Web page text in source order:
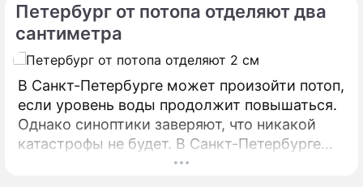
явление наблюдалось 297 дней в году.
Группа ученых под руководством Рэйчел
Альбрехт поставили перед собой задачу
обнаружить место на Земле, куда чаще
всего бьет молния.
Петербург от потопа отделяют два
сантиметра
В Санкт-Петербурге может произойти потоп,
если уровень воды продолжит повышаться.
Однако синоптики заверяют, что никакой
катастрофы не будет. В Санкт-Петербурге
впервые за несколько лет может начаться